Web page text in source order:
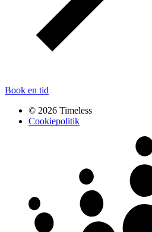
Book en tid
© 2026 Timeless
Cookiepolitik